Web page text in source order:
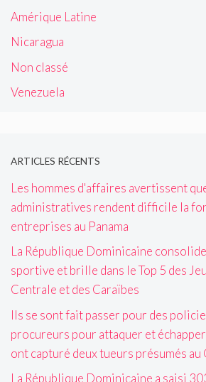
Amérique Latine
Nicaragua
Non classé
Venezuela
ARTICLES RÉCENTS
Les hommes d'affaires avertissent
administratives rendent difficile la
entreprises au Panama
La République Dominicaine
sportive et brille dans le Top 5 des
Centrale et des Caraïbes
Ils se sont fait passer pour des
procureurs pour attaquer et
ont capturé deux tueurs présumés au
La République Dominicaine a saisi